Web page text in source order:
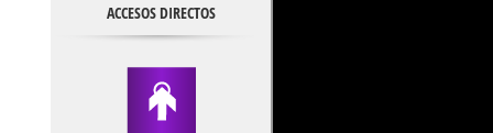
ACCESOS DIRECTOS